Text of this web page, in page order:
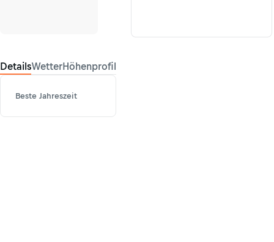
DetailsWetterHöhenprofil
Beste Jahreszeit